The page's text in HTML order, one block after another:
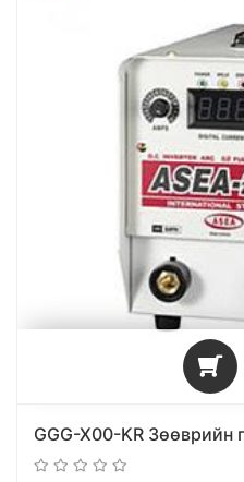
GGG-X00-KR Зөөврийн